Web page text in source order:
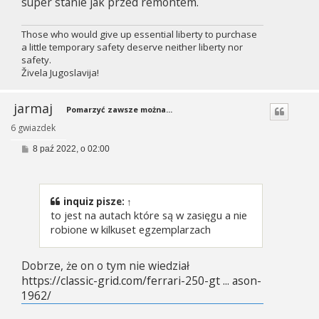
Those who would give up essential liberty to purchase
a little temporary safety deserve neither liberty nor
safety.
Živela Jugoslavija!
jarmaj
6 gwiazdek
Pomarzyć zawsze można...
P8 paź 2022, o 02:00
inquiz pisze: ↑
to jest na autach które są w zasięgu a nie
robione w kilkuset egzemplarzach
Dobrze, że on o tym nie wiedział
https://classic-grid.com/ferrari-250-gt ... ason-
1962/